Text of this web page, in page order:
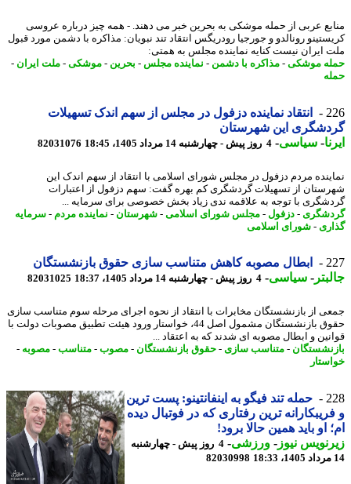
عربی از حمله موشکی به بحرین خبر می دهند. - همه چیز درباره عروسی
رونالدو و جورجیا رودریگس انتقاد تند نبویان: مذاکره با دشمن مورد قبول
ایران نیست کنایه نماینده مجلس به همتی:
موشکی-مذاکره با دشمن-نماینده مجلس-بحرین- موشکی-ملت ایران -
انتقاد نماینده دزفول در مجلس از سهم اندک تسهیلات
این شهرستان
-سیاسی-4 روز پیش - چهارشنبه 14 مرداد 1405، 18:45 82031076
مردم دزفول در مجلس شورای اسلامی با انتقاد از سهم اندک این
از تسهیلات گردشگری کم بهره گفت: سهم دزفول از اعتبارات
با توجه به علاقمه ندی زیاد بخش خصوصی برای سرمایه ...
- دزفول -مجلس شورای اسلامی-شهرستان-نماینده مردم- سرمایه
- شورای اسلامی
ابطال مصوبه کاهش متناسب سازی حقوق بازنشستگان
-سیاسی-4 روز پیش - چهارشنبه 14 مرداد 1405، 18:37 82031025
از بازنشستگان مخابرات با انتقاد از نحوه اجرای مرحله سوم متناسب سازی
حقوق بازنشستگان مشمول اصل 44، خواستار ورود هیئت تطبیق مصوبات دولت با
و ابطال مصوبه ای شدند که به اعتقاد ...
-متناسب سازی- حقوق بازنشستگان-مصوب-متناسب-مصوبه-
حمله تند فیگو به اینفانتینو: پست ترین
ترین رفتاری که در فوتبال دیده
او باید همین حالا برود!
نیوز-ورزشی-
4 روز پیش - چهارشنبه
82030998